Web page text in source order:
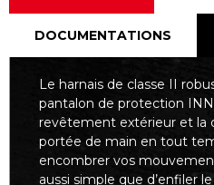
DOCUMENTATIONS
Le harnais de classe II
pantalon de protection
revêtement extérieur et la
portée de main en tout
encombrer vos
aussi simple que d’enfiler